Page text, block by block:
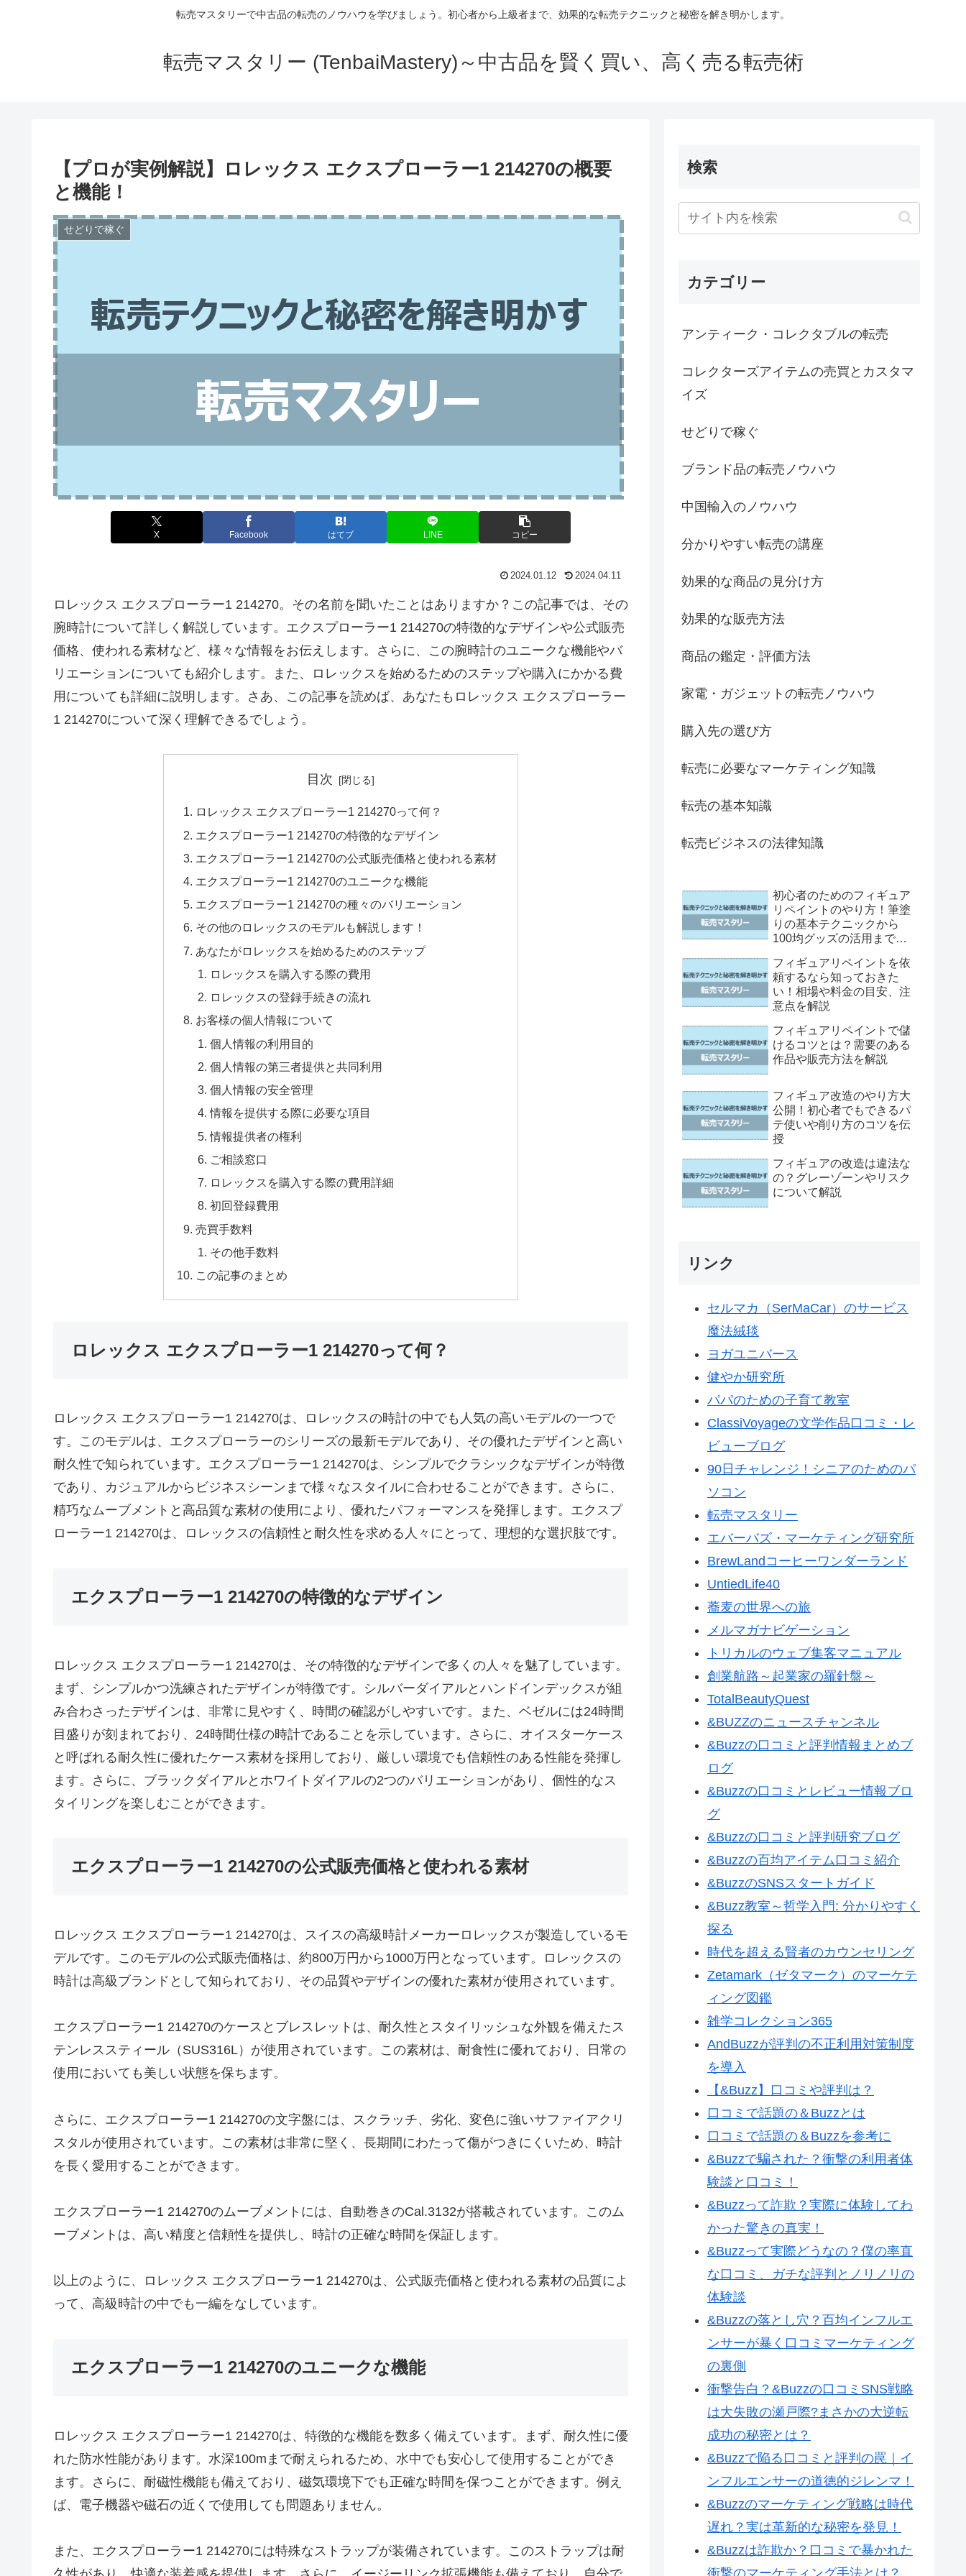
転売マスタリーで中古品の転売のノウハウを学びましょう。初心者から上級者まで、効果的な転売テクニックと秘密を解き明かします。
転売マスタリー (TenbaiMastery)～中古品を賢く買い、高く売る転売術
【プロが実例解説】ロレックス エクスプローラー1 214270の概要
と機能！
せどりで稼ぐ
X Facebook はてブ LINE コピー
2024.01.12 2024.04.11
ロレックス エクスプローラー1 214270。その名前を聞いたことはありますか？この記事では、その
腕時計について詳しく解説しています。エクスプローラー1 214270の特徴的なデザインや公式販売
価格、使われる素材など、様々な情報をお伝えします。さらに、この腕時計のユニークな機能やバ
リエーションについても紹介します。また、ロレックスを始めるためのステップや購入にかかる費
用についても詳細に説明します。さあ、この記事を読めば、あなたもロレックス エクスプローラー
1 214270について深く理解できるでしょう。
目次
ロレックス エクスプローラー1 214270って何？
エクスプローラー1 214270の特徴的なデザイン
エクスプローラー1 214270の公式販売価格と使われる素材
エクスプローラー1 214270のユニークな機能
エクスプローラー1 214270の種々のバリエーション
その他のロレックスのモデルも解説します！
あなたがロレックスを始めるためのステップ
ロレックスを購入する際の費用
ロレックスの登録手続きの流れ
お客様の個人情報について
個人情報の利用目的
個人情報の第三者提供と共同利用
個人情報の安全管理
情報を提供する際に必要な項目
情報提供者の権利
ご相談窓口
ロレックスを購入する際の費用詳細
初回登録費用
売買手数料
その他手数料
この記事のまとめ
ロレックス エクスプローラー1 214270って何？
ロレックス エクスプローラー1 214270は、ロレックスの時計の中でも人気の高いモデルの一つで
す。このモデルは、エクスプローラーのシリーズの最新モデルであり、その優れたデザインと高い
耐久性で知られています。エクスプローラー1 214270は、シンプルでクラシックなデザインが特徴
であり、カジュアルからビジネスシーンまで様々なスタイルに合わせることができます。さらに、
精巧なムーブメントと高品質な素材の使用により、優れたパフォーマンスを発揮します。エクスプ
ローラー1 214270は、ロレックスの信頼性と耐久性を求める人々にとって、理想的な選択肢です。
エクスプローラー1 214270の特徴的なデザイン
ロレックス エクスプローラー1 214270は、その特徴的なデザインで多くの人々を魅了しています。
まず、シンプルかつ洗練されたデザインが特徴です。シルバーダイアルとハンドインデックスが組
み合わさったデザインは、非常に見やすく、時間の確認がしやすいです。また、ベゼルには24時間
目盛りが刻まれており、24時間仕様の時計であることを示しています。さらに、オイスターケース
と呼ばれる耐久性に優れたケース素材を採用しており、厳しい環境でも信頼性のある性能を発揮し
ます。さらに、ブラックダイアルとホワイトダイアルの2つのバリエーションがあり、個性的なス
タイリングを楽しむことができます。
エクスプローラー1 214270の公式販売価格と使われる素材
ロレックス エクスプローラー1 214270は、スイスの高級時計メーカーロレックスが製造しているモ
デルです。このモデルの公式販売価格は、約800万円から1000万円となっています。ロレックスの
時計は高級ブランドとして知られており、その品質やデザインの優れた素材が使用されています。
エクスプローラー1 214270のケースとブレスレットは、耐久性とスタイリッシュな外観を備えたス
テンレススティール（SUS316L）が使用されています。この素材は、耐食性に優れており、日常の
使用においても美しい状態を保ちます。
さらに、エクスプローラー1 214270の文字盤には、スクラッチ、劣化、変色に強いサファイアクリ
スタルが使用されています。この素材は非常に堅く、長期間にわたって傷がつきにくいため、時計
を長く愛用することができます。
エクスプローラー1 214270のムーブメントには、自動巻きのCal.3132が搭載されています。このム
ーブメントは、高い精度と信頼性を提供し、時計の正確な時間を保証します。
以上のように、ロレックス エクスプローラー1 214270は、公式販売価格と使われる素材の品質によ
って、高級時計の中でも一編をなしています。
エクスプローラー1 214270のユニークな機能
ロレックス エクスプローラー1 214270は、特徴的な機能を数多く備えています。まず、耐久性に優
れた防水性能があります。水深100mまで耐えられるため、水中でも安心して使用することができ
ます。さらに、耐磁性機能も備えており、磁気環境下でも正確な時間を保つことができます。例え
ば、電子機器や磁石の近くで使用しても問題ありません。
また、エクスプローラー1 214270には特殊なストラップが装備されています。このストラップは耐
検索
カテゴリー
アンティーク・コレクタブルの転売
コレクターズアイテムの売買とカスタマ
イズ
せどりで稼ぐ
ブランド品の転売ノウハウ
中国輸入のノウハウ
分かりやすい転売の講座
効果的な商品の見分け方
効果的な販売方法
商品の鑑定・評価方法
家電・ガジェットの転売ノウハウ
購入先の選び方
転売に必要なマーケティング知識
転売の基本知識
転売ビジネスの法律知識
初心者のためのフィギュア
リペイントのやり方！筆塗
りの基本テクニックから
100均グッズの活用まで徹
フィギュアリペイントを依
頼するなら知っておきた
い！相場や料金の目安、注
意点を解説
フィギュアリペイントで儲
けるコツとは？需要のある
作品や販売方法を解説
フィギュア改造のやり方大
公開！初心者でもできるパ
テ使いや削り方のコツを伝
授
フィギュアの改造は違法な
の？グレーゾーンやリスク
について解説
リンク
セルマカ（SerMaCar）のサービス
魔法絨毯
ヨガユニバース
健やか研究所
パパのための子育て教室
ClassiVoyageの文学作品口コミ・レ
ビューブログ
90日チャレンジ！シニアのためのパ
ソコン
転売マスタリー
エバーバズ・マーケティング研究所
BrewLandコーヒーワンダーランド
UntiedLife40
蕎麦の世界への旅
メルマガナビゲーション
トリカルのウェブ集客マニュアル
創業航路～起業家の羅針盤～
TotalBeautyQuest
&BUZZのニュースチャンネル
&Buzzの口コミと評判情報まとめブ
ログ
&Buzzの口コミとレビュー情報ブロ
グ
&Buzzの口コミと評判研究ブログ
&Buzzの百均アイテム口コミ紹介
&BuzzのSNSスタートガイド
&Buzz教室～哲学入門: 分かりやすく
探る
時代を超える賢者のカウンセリング
Zetamark（ゼタマーク）のマーケテ
ィング図鑑
雑学コレクション365
AndBuzzが評判の不正利用対策制度
を導入
【&Buzz】口コミや評判は？
口コミで話題の＆Buzzとは
口コミで話題の＆Buzzを参考に
&Buzzで騙された？衝撃の利用者体
験談と口コミ！
&Buzzって詐欺？実際に体験してわ
かった驚きの真実！
&Buzzって実際どうなの？僕の率直
な口コミ、ガチな評判とノリノリの
体験談
&Buzzの落とし穴？百均インフルエ
ンサーが暴く口コミマーケティング
の裏側
衝撃告白？&Buzzの口コミSNS戦略
は大失敗の瀬戸際?まさかの大逆転
成功の秘密とは？
&Buzzで陥る口コミと評判の罠｜イ
ンフルエンサーの道徳的ジレンマ！
&Buzzのマーケティング戦略は時代
遅れ？実は革新的な秘密を発見！
&Buzzは詐欺か？口コミで暴かれた